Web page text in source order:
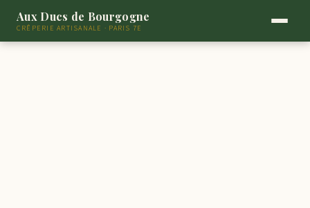
Aux Ducs de Bourgogne
CRÊPERIE ARTISANALE · PARIS 7E